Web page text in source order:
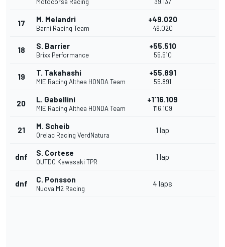
17 M. Melandri
Barni Racing Team
+49.020
49.020
18 S. Barrier
Brixx Performance
+55.510
55.510
19 T. Takahashi
MIE Racing Althea HONDA Team
+55.891
55.891
20 L. Gabellini
MIE Racing Althea HONDA Team
+1'16.109
1'16.109
21 M. Scheib
Orelac Racing VerdNatura
1 lap
dnf S. Cortese
OUTDO Kawasaki TPR
1 lap
dnf C. Ponsson
Nuova M2 Racing
4 laps